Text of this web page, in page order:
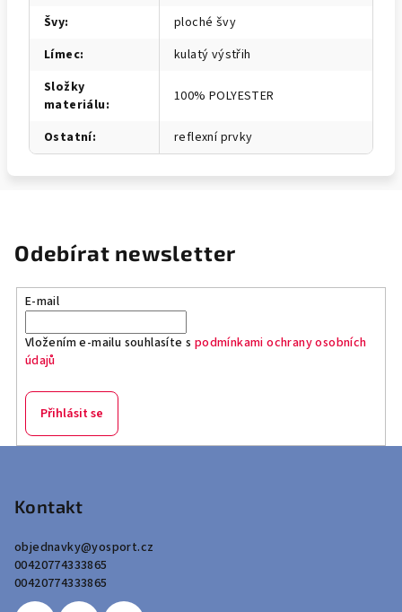
Švy:
ploché švy
Límec:
kulatý výstřih
Složky
materiálu: 100% POLYESTER
Ostatní: reflexní prvky
Odebírat newsletter
E-mail
Vložením e-mailu souhlasíte s podmínkami ochrany osobních
údajů
Přihlásit se
Kontakt
objednavky@yosport.cz
00420774333865
00420774333865